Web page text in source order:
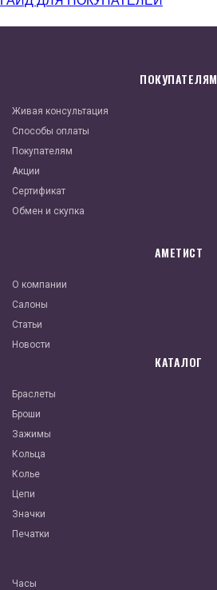
ПОКУПАТЕЛЯМ
Живая консультация
Способы оплаты
Покупателям
Акции
Сертификат
Обмен и скупка
АМЕТИСТ
О компании
Салоны
Статьи
Новости
КАТАЛОГ
Браслеты
Броши
Зажимы
Кольца
Колье
Цепи
Значки
Печатки
Часы